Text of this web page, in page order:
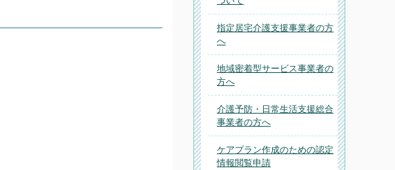
指定居宅介護支援事業者の方
へ
地域密着型サービス事業者の
方へ
介護予防・日常生活支援総合
事業者の方へ
ケアプラン作成のための認定
情報閲覧申請